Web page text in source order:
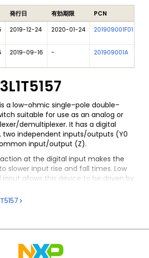
発行日 有効期限 PCN
2019-12-24 2020-01-24 201909001F01
2019-09-16 - 201909001A
is a low–ohmic single–pole double–
suitable for use as an analog or
demultiplexer. It has a digital
two independent inputs/outputs (Y0
input/output (Z).
at the digital input makes the
slower input rise and fall times. Low
input allows this device to be driven by
in 3.3 V applications without significant
current I
and flatness (0.13 Ω) ensures